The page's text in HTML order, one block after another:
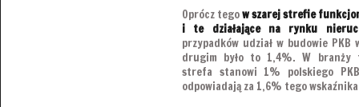
Oprócz tegow szarej strefie
i te działające na rynku
przypadków udział w budowie
drugim było to 1,4%. W branży
strefa stanowi 1% polskiego
odpowiadają za 1,6% tego